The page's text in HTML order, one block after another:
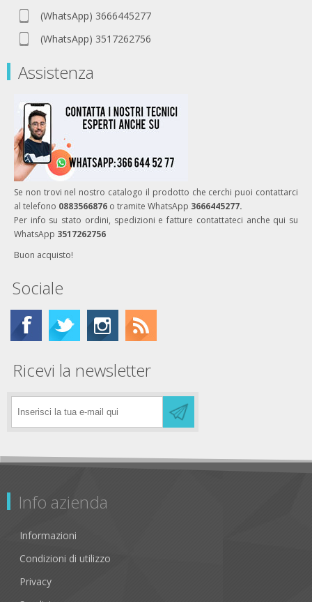
(WhatsApp) 3666445277
(WhatsApp) 3517262756
Assistenza
Se non trovi nel nostro catalogo il prodotto che cerchi puoi contattarci
al telefono 0883566876 o tramite WhatsApp 3666445277.
Per info su stato ordini, spedizioni e fatture contattateci anche qui su
WhatsApp 3517262756
Buon acquisto!
Sociale
Ricevi la newsletter
Info azienda
Informazioni
Condizioni di utilizzo
Privacy